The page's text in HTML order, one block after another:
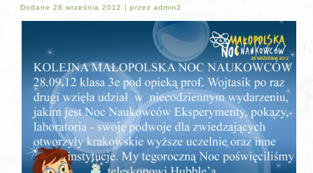
Dodane 28 września 2012 |przez admin2